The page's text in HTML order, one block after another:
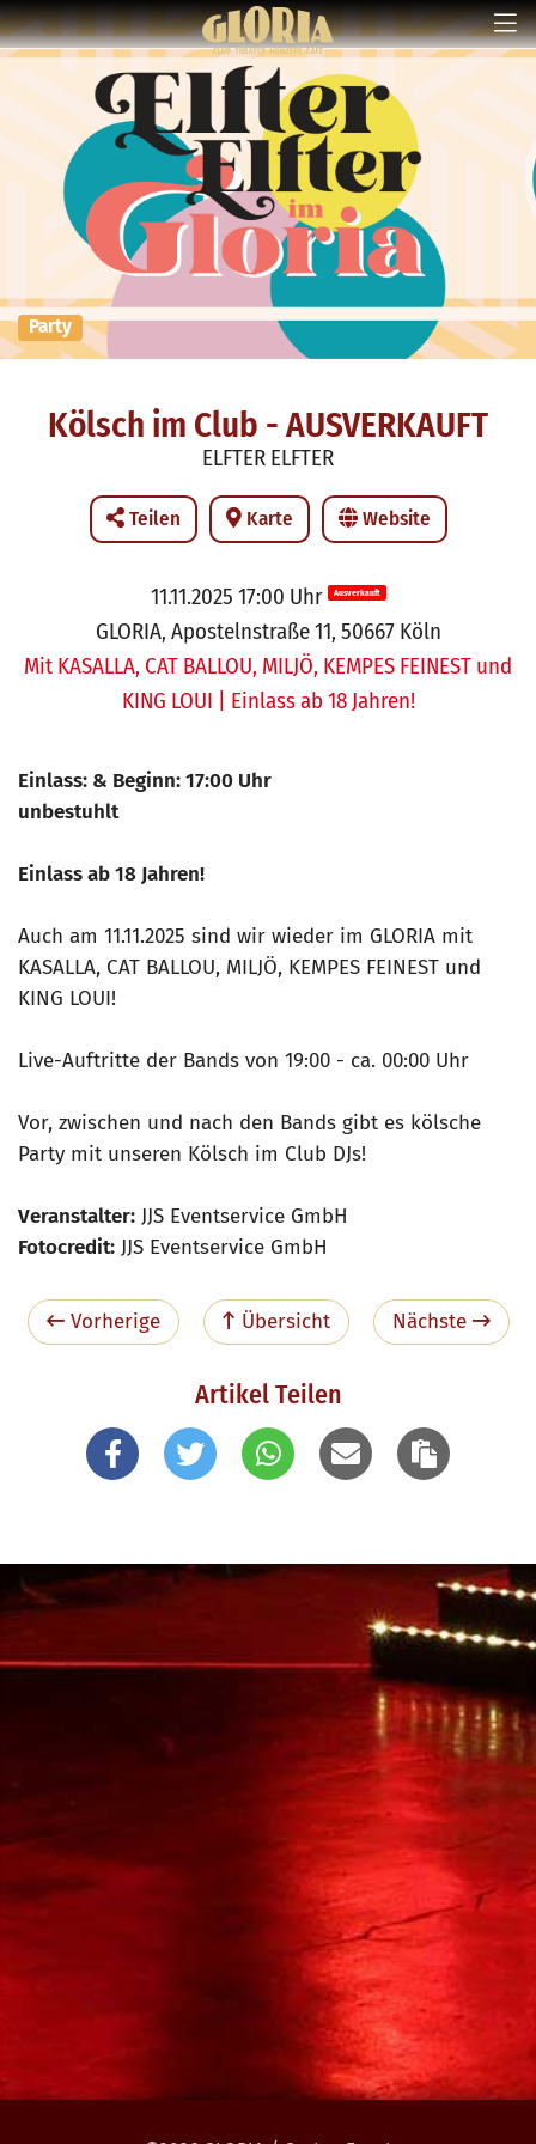
Party
Kölsch im Club - AUSVERKAUFT
ELFTER ELFTER
Teilen Karte Website
11.11.2025 17:00 Uhr Ausverkauft
GLORIA, Apostelnstraße 11, 50667 Köln
Mit KASALLA, CAT BALLOU, MILJÖ, KEMPES FEINEST und
KING LOUI | Einlass ab 18 Jahren!
Einlass: & Beginn: 17:00 Uhr
unbestuhlt
Einlass ab 18 Jahren!
Auch am 11.11.2025 sind wir wieder im GLORIA mit
KASALLA, CAT BALLOU, MILJÖ, KEMPES FEINEST und
KING LOUI!
Live-Auftritte der Bands von 19:00 - ca. 00:00 Uhr
Vor, zwischen und nach den Bands gibt es kölsche
Party mit unseren Kölsch im Club DJs!
Veranstalter: JJS Eventservice GmbH
Fotocredit: JJS Eventservice GmbH
Vorherige Übersicht Nächste
Artikel Teilen